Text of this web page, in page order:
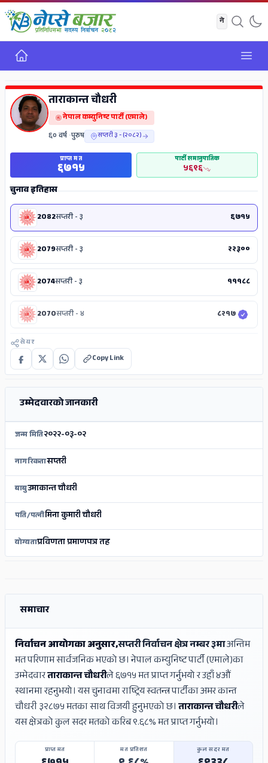
गृह
ADS
ताराकान्त चौधरी
नेपाल कम्युनिष्ट पार्टी (एमाले)
६० वर्ष•पुरुष सप्तरी ३ - (२०८२)
प्राप्त मत
६७१५
पार्टी समानुपातिक
५६९६
चुनाव इतिहास
2082सप्तरी - ३ ६७१५
2079सप्तरी - ३ २२३००
2074सप्तरी - ३ १११८८
2070सप्तरी - ४ ८२१७
सेयर
Copy Link
ADS
उम्मेदवारको जानकारी
जन्म मिति२०२२-०३-०२
नागरिकतासप्तरी
बाबुउमाकान्त चौधरी
पति/पत्नीमिना कुमारी चौधरी
योग्यताप्रविणता प्रमाणपत्र तह
समाचार
निर्वाचन आयोगका अनुसार,सप्तरी निर्वाचन क्षेत्र नम्बर ३माअन्तिम
मत परिणाम सार्वजनिक भएको छ। नेपाल कम्युनिष्ट पार्टी (एमाले)का
उम्मेदवारताराकान्त चौधरीले ६७१५ मत प्राप्त गर्नुभयो र उहाँ ४औं
स्थानमा रहनुभयो। यस चुनावमा राष्ट्रिय स्वतन्त्र पार्टीका अमर कान्त
चौधरी ३२८७५ मतका साथ विजयी हुनुभएको छ।ताराकान्त चौधरीले
यस क्षेत्रको कुल सदर मतको करिब ९.६८% मत प्राप्त गर्नुभयो।
प्राप्त मत मत प्रतिशत कुल सदर मत